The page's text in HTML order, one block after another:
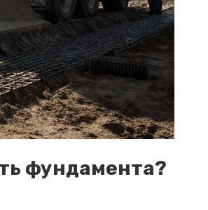
фундамента?